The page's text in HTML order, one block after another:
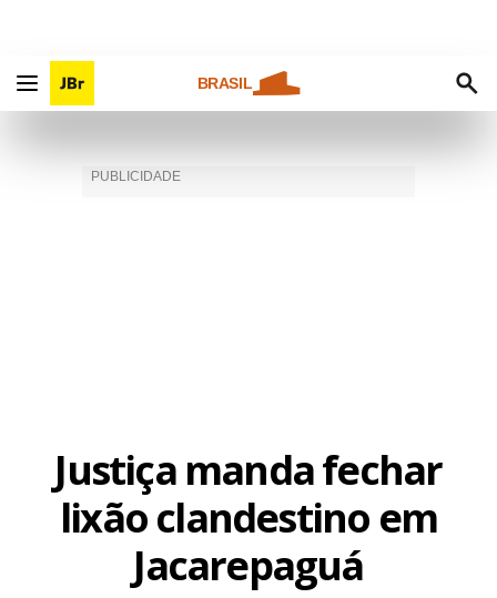
BRASIL
Justiça manda fechar
lixão clandestino em
Jacarepaguá